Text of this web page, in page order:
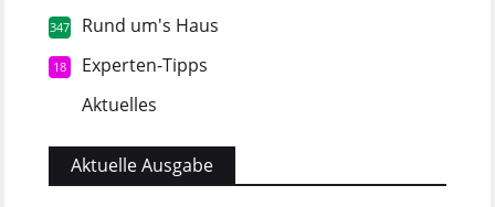
347 Rund um's Haus
18 Experten-Tipps
Aktuelles
Aktuelle Ausgabe